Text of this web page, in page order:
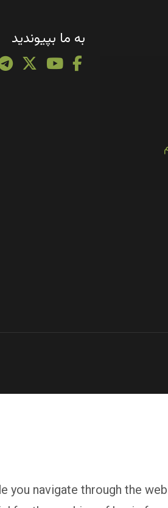
به ما بپیوندید
navigate through the